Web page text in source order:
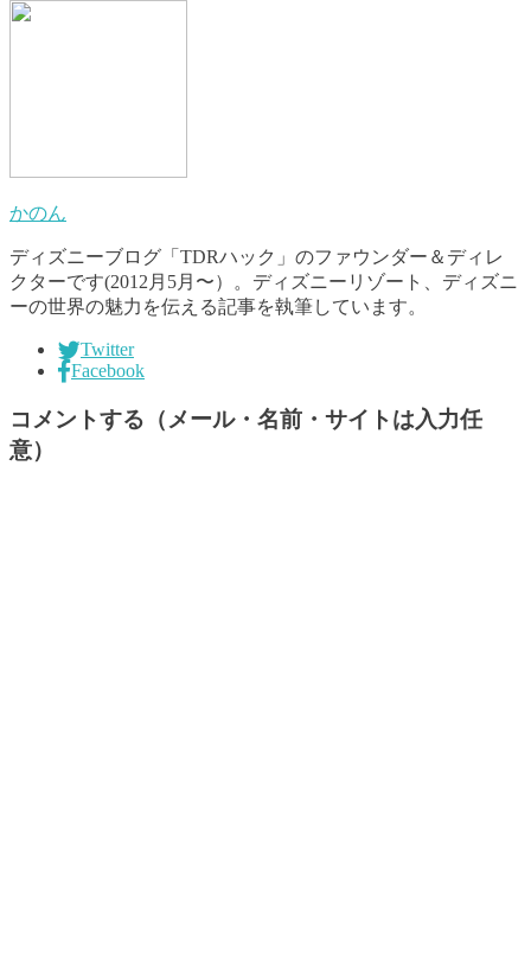
かのん
ディズニーブログ「TDRハック」のファウンダー＆ディレ
クターです(2012月5月〜）。ディズニーリゾート、ディズニ
ーの世界の魅力を伝える記事を執筆しています。
Twitter
Facebook
コメントする（メール・名前・サイトは入力任
意）